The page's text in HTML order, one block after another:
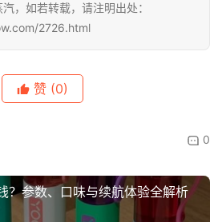
，如若转载，请注明出处：
2726.html
赞 (0)
0
？参数、口味与续航体验全解析